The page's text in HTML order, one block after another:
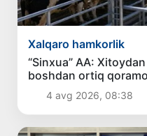
Xalqaro hamkorlik
“Sinxua” AA:
boshdan ortiq
4 avg 2026, 08:38